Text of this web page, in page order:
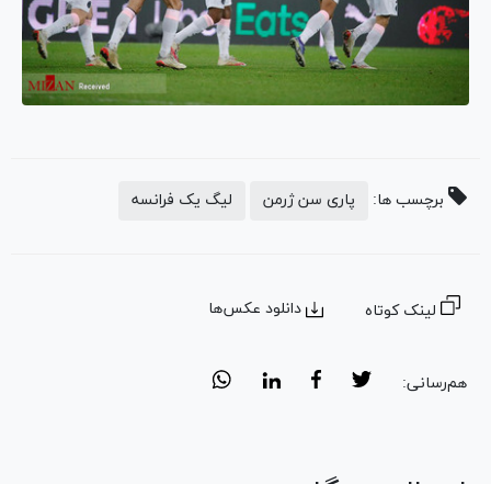
برچسب ها: پاری سن ژرمن لیگ یک فرانسه
لینک کوتاه دانلود عکس‌ها
هم‌رسانی: